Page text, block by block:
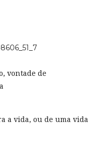
vontade de
a vida, ou de uma vida